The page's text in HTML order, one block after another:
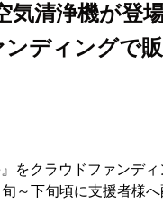
気清浄機が登
ディングで
をクラウドファンディ
～下旬頃に支援者様